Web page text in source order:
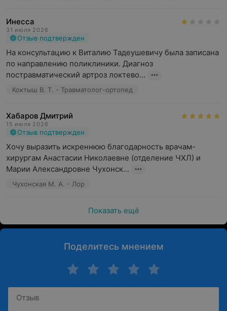
Инесса
31 июля 2026
Отзыв подтвержден
На консультацию к Виталию Тадеушевичу была записана
по направлению поликлиники. Диагноз
постравматический артроз локтево...
Коктыш В. Т. - Травматолог-ортопед
Хабаров Дмитрий
15 июля 2026
Отзыв подтвержден
Хочу выразить искреннюю благодарность врачам-
хирургам Анастасии Николаевне (отделение ЧХЛ) и
Марии Александровне Чухонск...
Чухонская М. А. - Лор
Показать ещё
Поделитесь мнением